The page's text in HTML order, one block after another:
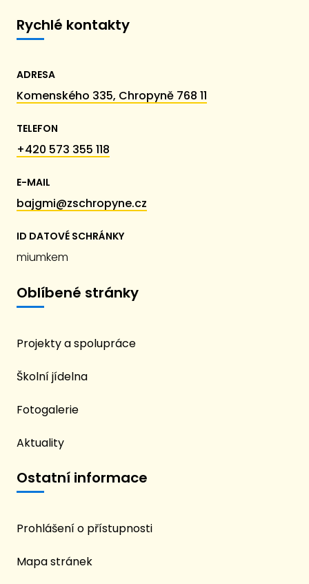
Rychlé kontakty
ADRESA
Komenského 335, Chropyně 768 11
TELEFON
+420 573 355 118
E-MAIL
bajgmi@zschropyne.cz
ID DATOVÉ SCHRÁNKY
miumkem
Oblíbené stránky
Projekty a spolupráce
Školní jídelna
Fotogalerie
Aktuality
Ostatní informace
Prohlášení o přístupnosti
Mapa stránek